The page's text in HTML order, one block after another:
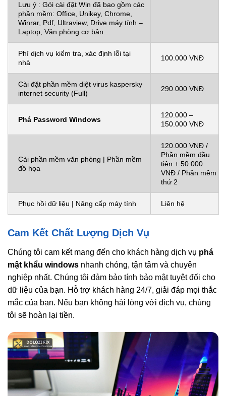
Lưu ý : Gói cài đặt Win đã bao gồm các
phần mềm: Office, Unikey, Chrome,
Winrar, Pdf, Ultraview, Drive máy tính –
Laptop, Văn phòng cơ bản…
Phí dịch vụ kiểm tra, xác định lỗi tại
nhà
100.000 VNĐ
Cài đặt phần mềm diệt virus kaspersky
internet security (Full)
290.000 VNĐ
Phá Password Windows
120.000 –
150.000 VNĐ
Cài phần mềm văn phòng | Phần mềm
đồ họa
120.000 VNĐ /
Phần mềm đầu
tiên + 50.000
VNĐ / Phần mềm
thứ 2
Phục hồi dữ liệu | Nâng cấp máy tính Liên hệ
Cam Kết Chất Lượng Dịch Vụ
Chúng tôi cam kết mang đến cho khách hàng dịch vụ phá
mật khẩu windows nhanh chóng, tận tâm và chuyên
nghiệp nhất. Chúng tôi đảm bảo tính bảo mật tuyệt đối cho
dữ liệu của bạn. Hỗ trợ khách hàng 24/7, giải đáp mọi thắc
mắc của bạn. Nếu bạn không hài lòng với dịch vụ, chúng
tôi sẽ hoàn lại tiền.